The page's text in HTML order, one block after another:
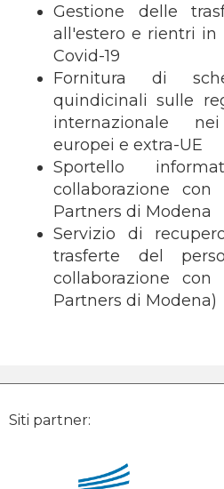
Gestione delle
all'estero e rientri in
Covid-19
Fornitura di
quindicinali sulle
internazionale
europei e extra-UE
Sportello
collaborazione
Partners di Modena
Servizio di
trasferte del
collaborazione
Partners di Modena)
Siti partner: